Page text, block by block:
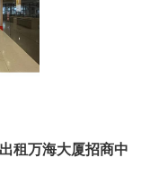
租万海大厦招商中